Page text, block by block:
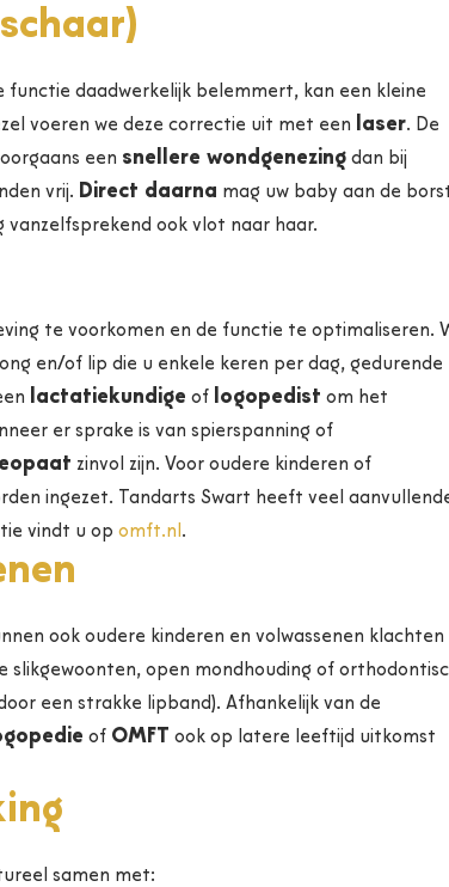
daadwerkelijk belemmert, kan een kleine
voeren we deze correctie uit met een laser. De
een snellere wondgenezing dan bij
vrij. Direct daarna mag uw baby aan de
ook vlot naar haar.
te voorkomen en de functie te optimaliseren.
en/of lip die u enkele keren per dag, gedurende
lactatiekundige of logopedist om het
er sprake is van spierspanning of
zinvol zijn. Voor oudere kinderen of
ingezet. Tandarts Swart heeft veel
vindt u op omft.nl .
ook oudere kinderen en volwassenen klachten
slikgewoonten, open mondhouding of
een strakke lipband). Afhankelijk van de
of OMFT ook op latere leeftijd uitkomst
samen met: